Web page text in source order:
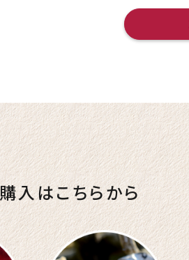
入はこちらから